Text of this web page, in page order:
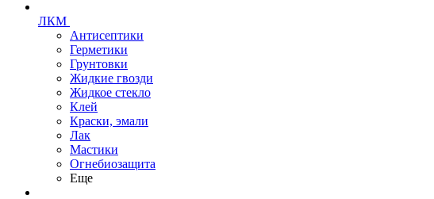
ЛКМ
Антисептики
Герметики
Грунтовки
Жидкие гвозди
Жидкое стекло
Клей
Краски, эмали
Лак
Мастики
Огнебиозащита
Еще